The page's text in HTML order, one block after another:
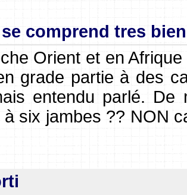
comprend tres
Orient et en
grade partie à des
entendu parlé. De
six jambes ?? NON